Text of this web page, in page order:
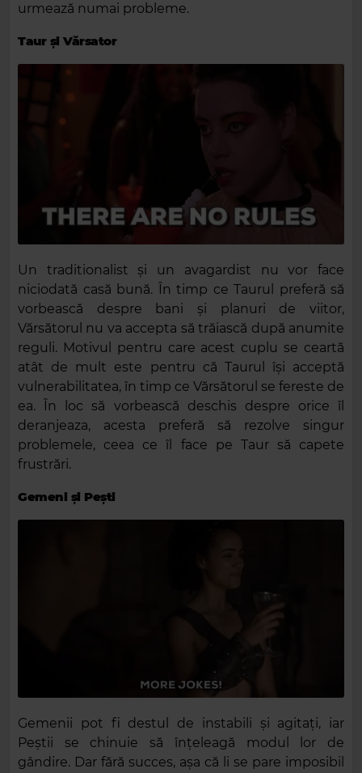
urmează numai probleme.
Taur și Vărsator
Un traditionalist și un avagardist nu vor face
niciodată casă bună. În timp ce Taurul preferă să
vorbească despre bani și planuri de viitor,
Vărsătorul nu va accepta să trăiască după anumite
reguli. Motivul pentru care acest cuplu se ceartă
atât de mult este pentru că Taurul își acceptă
vulnerabilitatea, în timp ce Vărsătorul se fereste de
ea. În loc să vorbească deschis despre orice îl
deranjeaza, acesta preferă să rezolve singur
problemele, ceea ce îl face pe Taur să capete
frustrări.
Gemeni și Pești
Gemenii pot fi destul de instabili și agitați, iar
Peștii se chinuie să înțeleagă modul lor de
gândire. Dar fără succes, așa că li se pare imposibil